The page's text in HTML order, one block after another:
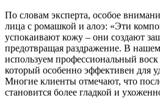
По словам эксперта, особое
лица с ромашкой и алоэ: «Эти
успокаивают кожу – они создают
предотвращая раздражение. В
используем профессиональный
который особенно эффективен для
Многие клиенты отмечают, что
становится более гладкой и